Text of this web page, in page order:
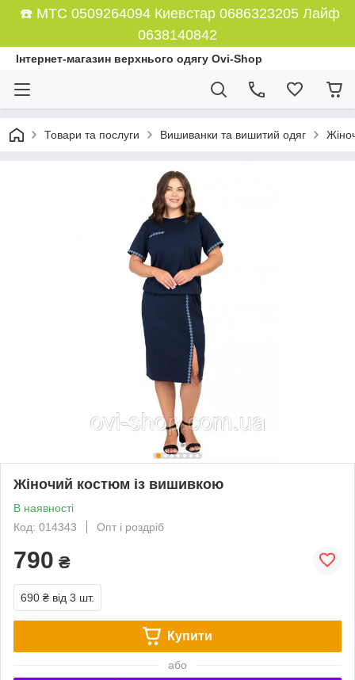
☎️ МТС 0509264094 Киевстар 0686323205 Лайф
0638140842
Інтернет-магазин верхнього одягу Ovi-Shop
Товари та послуги Вишиванки та вишитий одяг
Жіночий костюм із вишивкою
В наявності
Код: 014343
Опт і роздріб
790 ₴
690 ₴ від 3 шт.
Купити
або